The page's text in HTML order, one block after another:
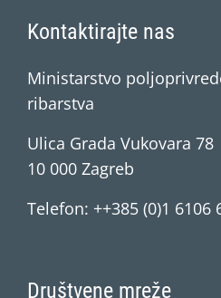
Kontaktirajte nas
Ministarstvo
ribarstva
Ulica Grada Vukovara 78
10 000 Zagreb
Telefon: ++385 (0)1 6106
Društvene mreže